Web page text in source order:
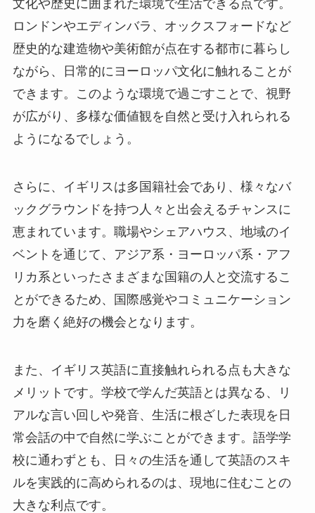
文化や歴史に囲まれた環境で生活できる点です。
ロンドンやエディンバラ、オックスフォードなど
歴史的な建造物や美術館が点在する都市に暮らし
ながら、日常的にヨーロッパ文化に触れることが
できます。このような環境で過ごすことで、視野
が広がり、多様な価値観を自然と受け入れられる
ようになるでしょう。
さらに、イギリスは多国籍社会であり、様々なバ
ックグラウンドを持つ人々と出会えるチャンスに
恵まれています。職場やシェアハウス、地域のイ
ベントを通じて、アジア系・ヨーロッパ系・アフ
リカ系といったさまざまな国籍の人と交流するこ
とができるため、国際感覚やコミュニケーション
力を磨く絶好の機会となります。
また、イギリス英語に直接触れられる点も大きな
メリットです。学校で学んだ英語とは異なる、リ
アルな言い回しや発音、生活に根ざした表現を日
常会話の中で自然に学ぶことができます。語学学
校に通わずとも、日々の生活を通して英語のスキ
ルを実践的に高められるのは、現地に住むことの
大きな利点です。